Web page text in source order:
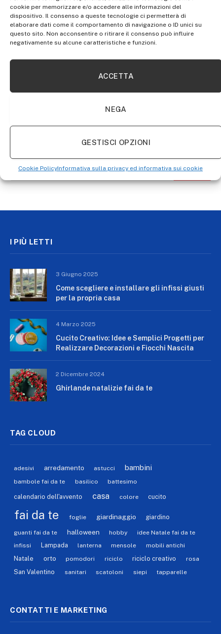
cookie per memorizzare e/o accedere alle informazioni del
dispositivo. Il consenso a queste tecnologie ci permetterà di
elaborare dati come il comportamento di navigazione o ID unici su
questo sito. Non acconsentire o ritirare il consenso può influire
negativamente su alcune caratteristiche e funzioni.
ACCETTA
NEGA
GESTISCI OPZIONI
Cookie PolicyInformativa sulla privacy ed informativa sui cookie
I PIÙ LETTI
3 Giugno 2025
Come scegliere e installare gli infissi giusti
per la propria casa
4 Marzo 2025
Cucito Creativo: Idee e Semplici Progetti per
Realizzare Decorazioni e Fiocchi Nascita
2 Dicembre 2024
Ghirlande natalizie fai da te
TAG CLOUD
adesivi arredamento astucci bambini
bambole fai da te basilico battesimo
calendario dell'avvento casa colore cucito
fai da te foglie giardinaggio giardino
guanti fai da te halloween hobby
idee Natale fai da te
infissi
Lampada lanterna mensole mobili antichi
Natale orto pomodori riciclo riciclo creativo rosa
San Valentino sanitari scatoloni siepi tapparelle
CONTATTI E MARKETING